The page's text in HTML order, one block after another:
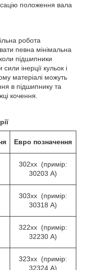
положення вала
робота
певна мінімальна
підшипники
інерції кульок і
матеріалі можуть
в підшипнику та
кочення.
Евро позначення
302хх (примір:
30203 А)
303хх (примір:
30318 А)
322хх (примір:
32230 А)
323хх (примір:
32324 А)